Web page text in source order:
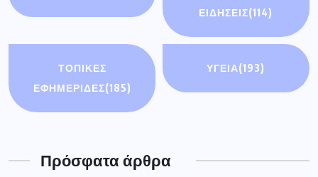
ΕΙΔΉΣΕΙΣ(114)
ΤΟΠΙΚΕΣ
ΕΦΗΜΕΡΙΔΕΣ(185)
ΥΓΕΙΑ(193)
Πρόσφατα άρθρα